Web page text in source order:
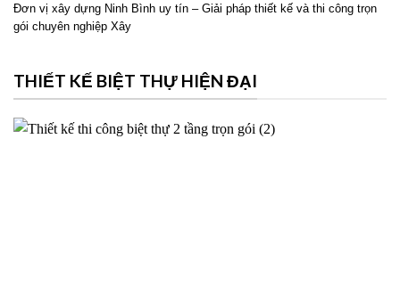
Đơn vị xây dựng Ninh Bình uy tín – Giải pháp thiết kế và thi công trọn
gói chuyên nghiệp Xây
THIẾT KẾ BIỆT THỰ HIỆN ĐẠI